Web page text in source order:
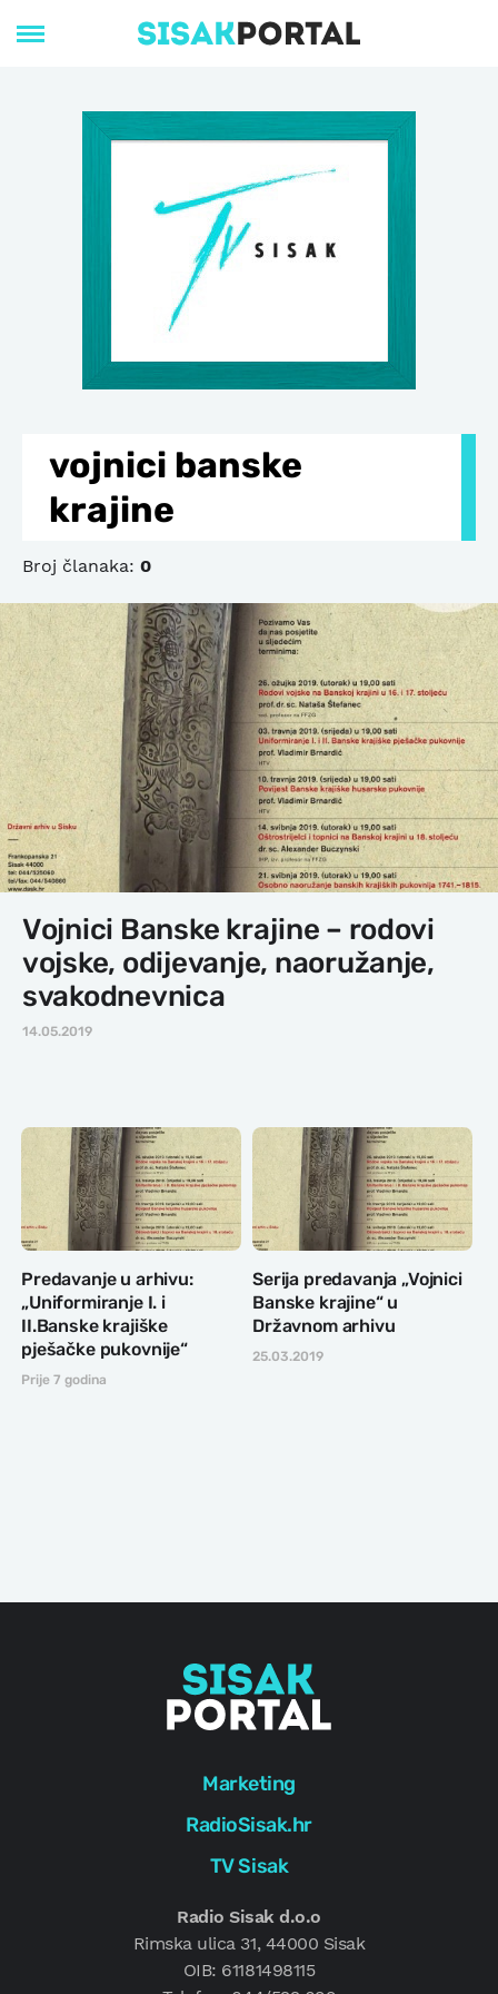
vojnici banske
krajine
Broj članaka: 0
Vojnici Banske krajine – rodovi
vojske, odijevanje, naoružanje,
svakodnevnica
14.05.2019
Predavanje u arhivu:
„Uniformiranje I. i
II.Banske krajiške
pješačke pukovnije“
Prije 7 godina
Serija predavanja „Vojnici
Banske krajine“ u
Državnom arhivu
25.03.2019
Marketing
RadioSisak.hr
TV Sisak
Radio Sisak d.o.o
Rimska ulica 31, 44000 Sisak
OIB: 61181498115